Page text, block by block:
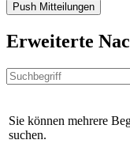
Push Mitteilungen
Erweiterte
Sie können mehrere
suchen.